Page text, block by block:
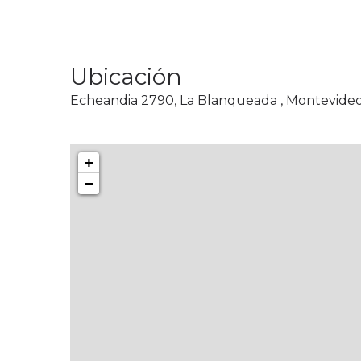
Ubicación
Echeandia 2790, La Blanqueada ,
+
−